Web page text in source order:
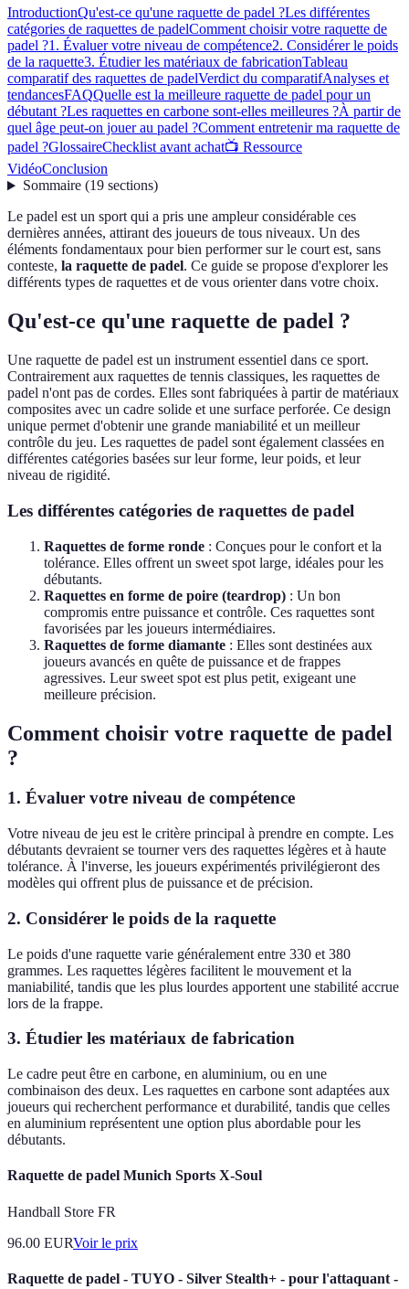
IntroductionQu'est-ce qu'une raquette de padel ?Les différentes
catégories de raquettes de padelComment choisir votre raquette de
padel ?1. Évaluer votre niveau de compétence2. Considérer le poids
de la raquette3. Étudier les matériaux de fabricationTableau
comparatif des raquettes de padelVerdict du comparatifAnalyses et
tendancesFAQQuelle est la meilleure raquette de padel pour un
débutant ?Les raquettes en carbone sont-elles meilleures ?À partir de
quel âge peut-on jouer au padel ?Comment entretenir ma raquette de
padel ?GlossaireChecklist avant achat📺 Ressource
VidéoConclusion
Sommaire(19 sections)
Le padel est un sport qui a pris une ampleur considérable ces
dernières années, attirant des joueurs de tous niveaux. Un des
éléments fondamentaux pour bien performer sur le court est, sans
conteste, la raquette de padel. Ce guide se propose d'explorer les
différents types de raquettes et de vous orienter dans votre choix.
Qu'est-ce qu'une raquette de padel ?
Une raquette de padel est un instrument essentiel dans ce sport.
Contrairement aux raquettes de tennis classiques, les raquettes de
padel n'ont pas de cordes. Elles sont fabriquées à partir de matériaux
composites avec un cadre solide et une surface perforée. Ce design
unique permet d'obtenir une grande maniabilité et un meilleur
contrôle du jeu. Les raquettes de padel sont également classées en
différentes catégories basées sur leur forme, leur poids, et leur
niveau de rigidité.
Les différentes catégories de raquettes de padel
Raquettes de forme ronde : Conçues pour le confort et la
tolérance. Elles offrent un sweet spot large, idéales pour les
débutants.
Raquettes en forme de poire (teardrop) : Un bon
compromis entre puissance et contrôle. Ces raquettes sont
favorisées par les joueurs intermédiaires.
Raquettes de forme diamante : Elles sont destinées aux
joueurs avancés en quête de puissance et de frappes
agressives. Leur sweet spot est plus petit, exigeant une
meilleure précision.
Comment choisir votre raquette de padel
?
1. Évaluer votre niveau de compétence
Votre niveau de jeu est le critère principal à prendre en compte. Les
débutants devraient se tourner vers des raquettes légères et à haute
tolérance. À l'inverse, les joueurs expérimentés privilégieront des
modèles qui offrent plus de puissance et de précision.
2. Considérer le poids de la raquette
Le poids d'une raquette varie généralement entre 330 et 380
grammes. Les raquettes légères facilitent le mouvement et la
maniabilité, tandis que les plus lourdes apportent une stabilité accrue
lors de la frappe.
3. Étudier les matériaux de fabrication
Le cadre peut être en carbone, en aluminium, ou en une
combinaison des deux. Les raquettes en carbone sont adaptées aux
joueurs qui recherchent performance et durabilité, tandis que celles
en aluminium représentent une option plus abordable pour les
débutants.
Raquette de padel Munich Sports X-Soul
Handball Store FR
96.00 EURVoir le prix
Raquette de padel - TUYO - Silver Stealth+ - pour l'attaquant -